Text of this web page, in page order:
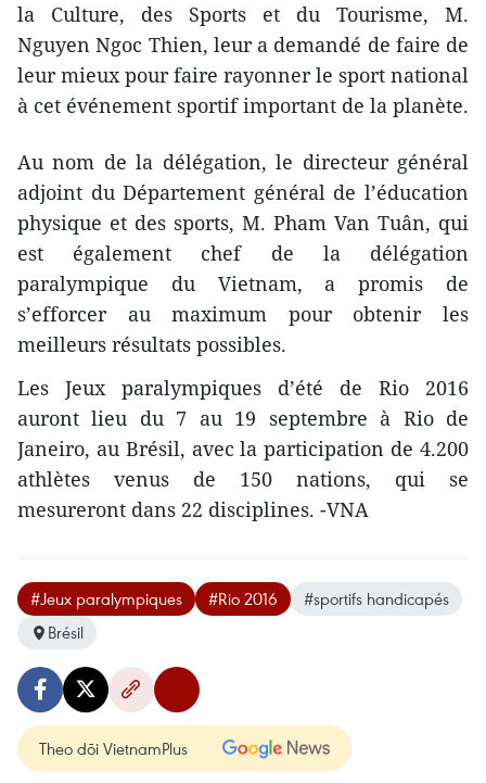
la Culture, des Sports et du Tourisme, M.
Nguyen Ngoc Thien, leur a demandé de faire de
leur mieux pour faire rayonner le sport national
à cet événement sportif important de la planète.
Au nom de la délégation, le directeur général
adjoint du Département général de l’éducation
physique et des sports, M. Pham Van Tuân, qui
est également chef de la délégation
paralympique du Vietnam, a promis de
s’efforcer au maximum pour obtenir les
meilleurs résultats possibles.
Les Jeux paralympiques d’été de Rio 2016
auront lieu du 7 au 19 septembre à Rio de
Janeiro, au Brésil, avec la participation de 4.200
athlètes venus de 150 nations, qui se
mesureront dans 22 disciplines. -VNA
#Jeux paralympiques #Rio 2016
#sportifs handicapés
Brésil
Theo dõi VietnamPlus